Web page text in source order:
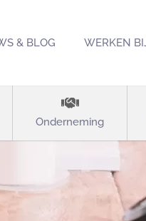
& BLOG WERKEN
Onderneming